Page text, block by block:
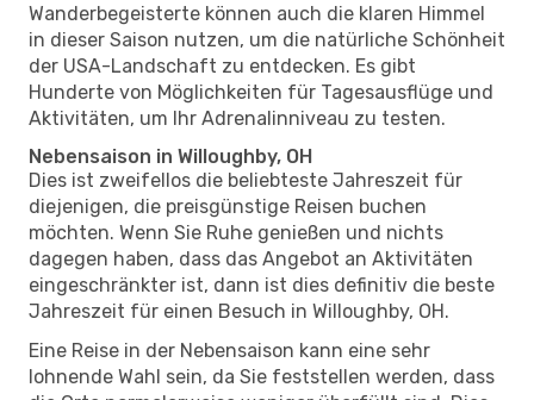
Wanderbegeisterte können auch die klaren Himmel
in dieser Saison nutzen, um die natürliche Schönheit
der USA-Landschaft zu entdecken. Es gibt
Hunderte von Möglichkeiten für Tagesausflüge und
Aktivitäten, um Ihr Adrenalinniveau zu testen.
Nebensaison in Willoughby, OH
Dies ist zweifellos die beliebteste Jahreszeit für
diejenigen, die preisgünstige Reisen buchen
möchten. Wenn Sie Ruhe genießen und nichts
dagegen haben, dass das Angebot an Aktivitäten
eingeschränkter ist, dann ist dies definitiv die beste
Jahreszeit für einen Besuch in Willoughby, OH.
Eine Reise in der Nebensaison kann eine sehr
lohnende Wahl sein, da Sie feststellen werden, dass